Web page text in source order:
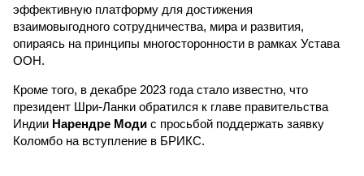
эффективную платформу для достижения
взаимовыгодного сотрудничества, мира и развития,
опираясь на принципы многосторонности в рамках Устава
ООН.
Кроме того, в декабре 2023 года стало известно, что
президент Шри-Ланки обратился к главе правительства
Индии Нарендре Моди с просьбой поддержать заявку
Коломбо на вступление в БРИКС.